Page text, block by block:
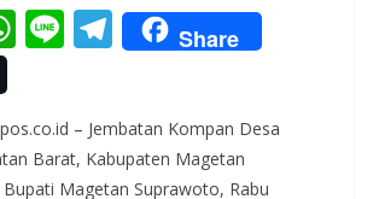
W
s
A
Li T
el
gr
a
Share
– Jembatan Kompan Desa
Barat, Kabupaten Magetan
Magetan Suprawoto, Rabu